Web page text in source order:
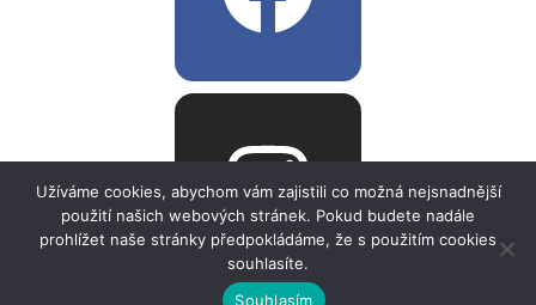
Užíváme cookies, abychom vám zajistili co možná nejsnadnější
použití našich webových stránek. Pokud budete nadále
prohlížet naše stránky předpokládáme, že s použitím cookies
souhlasíte.
Souhlasím